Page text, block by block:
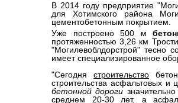
В 2014 году предприятие
для Хотимского района
цементобетонным покрытием.
Уже построено 500 м
протяженностью 3,26 км
"Могилевоблдорстрой" тесно
имеет специализированное
"Сегодня строительство
строительства асфальтовых и
бетонной дороги
среднем 20-30 лет, а